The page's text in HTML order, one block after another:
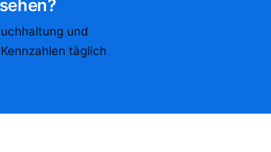
und
täglich